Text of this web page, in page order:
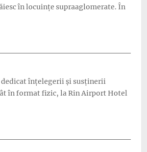
în locuințe supraaglomerate. În
dedicat înțelegerii și susținerii
în format fizic, la Rin Airport Hotel